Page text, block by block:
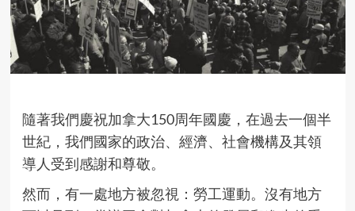
隨著我們慶祝加拿大150周年國慶，在過去一個半
世紀，我們國家的政治、經濟、社會機構及其領
導人受到感謝和尊敬。
然而，有一處地方被忽視：勞工運動。沒有地方